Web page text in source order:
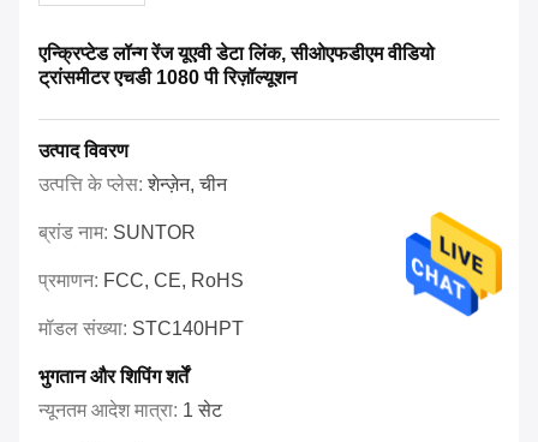
एन्क्रिप्टेड लॉन्ग रेंज यूएवी डेटा लिंक, सीओएफडीएम वीडियो
ट्रांसमीटर एचडी 1080 पी रिज़ॉल्यूशन
उत्पाद विवरण
उत्पत्ति के प्लेस:शेन्ज़ेन, चीन
ब्रांड नाम: SUNTOR
प्रमाणन: FCC, CE, RoHS
मॉडल संख्या: STC140HPT
भुगतान और शिपिंग शर्तें
न्यूनतम आदेश मात्रा: 1 सेट